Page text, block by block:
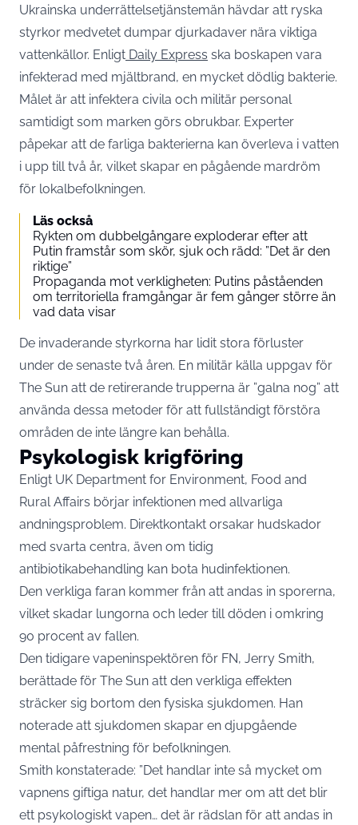
Ukrainska underrättelsetjänstemän hävdar att ryska
styrkor medvetet dumpar djurkadaver nära viktiga
vattenkällor. Enligt Daily Express ska boskapen vara
infekterad med mjältbrand, en mycket dödlig bakterie.
Målet är att infektera civila och militär personal
samtidigt som marken görs obrukbar. Experter
påpekar att de farliga bakterierna kan överleva i vatten
i upp till två år, vilket skapar en pågående mardröm
för lokalbefolkningen.
Läs också
Rykten om dubbelgångare exploderar efter att
Putin framstår som skör, sjuk och rädd: ”Det är den
riktige”
Propaganda mot verkligheten: Putins påståenden
om territoriella framgångar är fem gånger större än
vad data visar
De invaderande styrkorna har lidit stora förluster
under de senaste två åren. En militär källa uppgav för
The Sun att de retirerande trupperna är ”galna nog” att
använda dessa metoder för att fullständigt förstöra
områden de inte längre kan behålla.
Psykologisk krigföring
Enligt UK Department for Environment, Food and
Rural Affairs börjar infektionen med allvarliga
andningsproblem. Direktkontakt orsakar hudskador
med svarta centra, även om tidig
antibiotikabehandling kan bota hudinfektionen.
Den verkliga faran kommer från att andas in sporerna,
vilket skadar lungorna och leder till döden i omkring
90 procent av fallen.
Den tidigare vapeninspektören för FN, Jerry Smith,
berättade för The Sun att den verkliga effekten
sträcker sig bortom den fysiska sjukdomen. Han
noterade att sjukdomen skapar en djupgående
mental påfrestning för befolkningen.
Smith konstaterade: ”Det handlar inte så mycket om
vapnens giftiga natur, det handlar mer om att det blir
ett psykologiskt vapen… det är rädslan för att andas in